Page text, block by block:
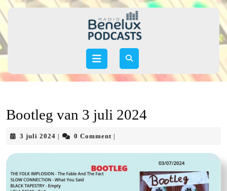
Skip
to
Open
Bootleg van 3 juli 2024
3 juli 2024 3
2024
0 Comment